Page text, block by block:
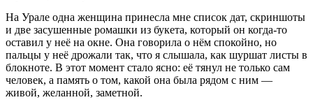
На Урале одна женщина принесла мне список дат, скриншоты
и две засушенные ромашки из букета, который он когда-то
оставил у неё на окне. Она говорила о нём спокойно, но
пальцы у неё дрожали так, что я слышала, как шуршат листы в
блокноте. В этот момент стало ясно: её тянул не только сам
человек, а память о том, какой она была рядом с ним —
живой, желанной, заметной.